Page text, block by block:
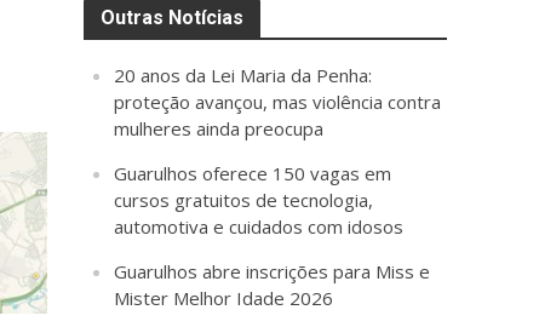
Outras Notícias
20 anos da Lei Maria da Penha:
proteção avançou, mas violência contra
mulheres ainda preocupa
Guarulhos oferece 150 vagas em
cursos gratuitos de tecnologia,
automotiva e cuidados com idosos
Guarulhos abre inscrições para Miss e
Mister Melhor Idade 2026